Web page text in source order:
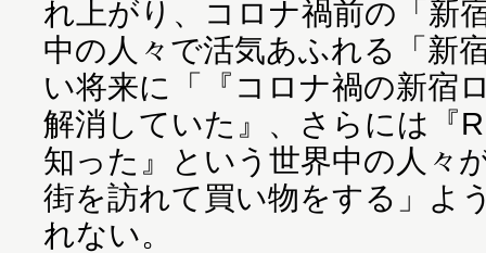
れ上がり、コロナ禍前の「新
中の人々で活気あふれる「新
い将来に「『コロナ禍の新宿
解消していた』、さらには『
知った』という世界中の人々
街を訪れて買い物をする」よ
れない。